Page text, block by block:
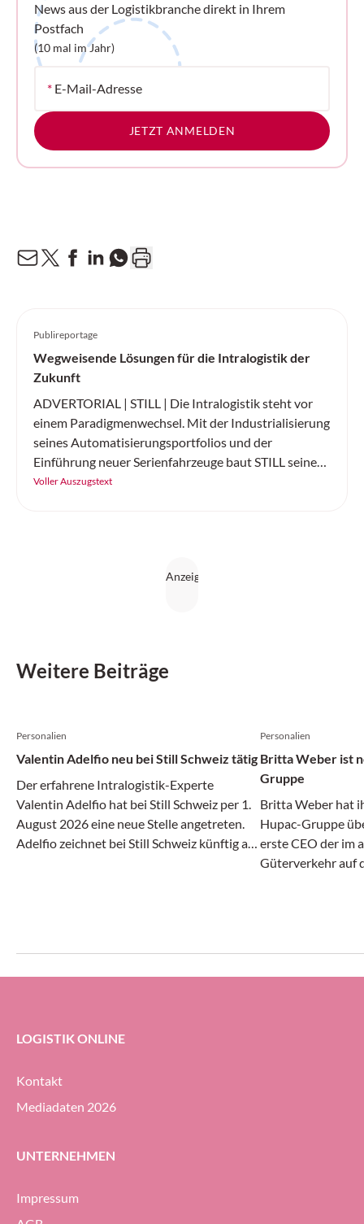
News aus der Logistikbranche direkt in Ihrem
Postfach
(10 mal im Jahr)
* E-Mail-Adresse
JETZT ANMELDEN
Publireportage
Wegweisende Lösungen für die Intralogistik der
Zukunft
ADVERTORIAL | STILL | Die Intralogistik steht vor
einem Paradigmenwechsel. Mit der Industrialisierung
seines Automatisierungsportfolios und der
Einführung neuer Serienfahrzeuge baut STILL seine
Position als führender Komplettanbieter für
Voller Auszugstext
Weitere Beiträge
Personalien
Valentin Adelfio neu bei Still Schweiz tätig
Der erfahrene Intralogistik-Experte
Valentin Adelfio hat bei Still Schweiz per 1.
August 2026 eine neue Stelle angetreten.
Adelfio zeichnet bei Still Schweiz künftig als
Personalien
Britta Weber ist
Gruppe
Britta Weber hat
Hupac-Gruppe
erste CEO der im
Güterverkehr auf
LOGISTIK ONLINE
Kontakt
Mediadaten 2026
UNTERNEHMEN
Impressum